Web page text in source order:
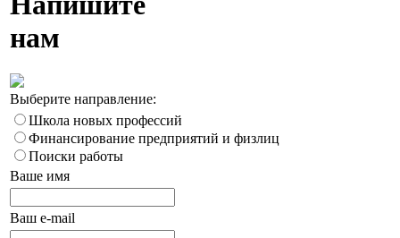
нам
Выберите направление:
Школа новых профессий
Финансирование предприятий и физлиц
Поиски работы
Ваше имя
Ваш e-mail